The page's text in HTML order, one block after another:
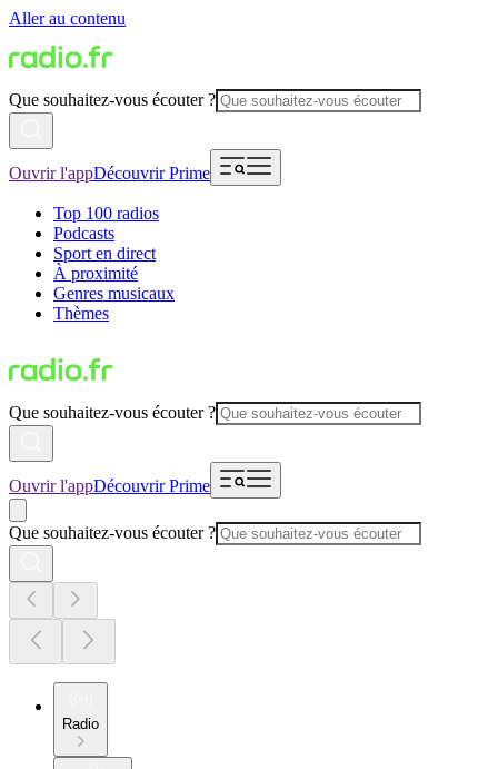
Aller au contenu
Que souhaitez-vous écouter ?
Ouvrir l'appDécouvrir Prime
Top 100 radios
Podcasts
Sport en direct
À proximité
Genres musicaux
Thèmes
Que souhaitez-vous écouter ?
Ouvrir l'appDécouvrir Prime
Que souhaitez-vous écouter ?
Radio